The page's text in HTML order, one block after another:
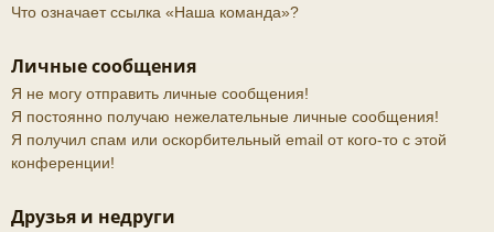
Что означает ссылка «Наша команда»?
Личные сообщения
Я не могу отправить личные сообщения!
Я постоянно получаю нежелательные личные сообщения!
Я получил спам или оскорбительный email от кого-то с этой
конференции!
Друзья и недруги